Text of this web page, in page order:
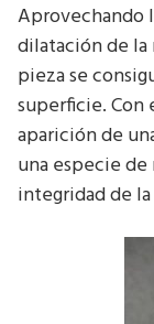
Aprovechando
dilatación de
pieza se
superficie. Con
aparición de
una especie
integridad de